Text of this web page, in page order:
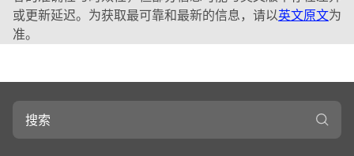
或更新延迟。为获取最可靠和最新的信息，请以英文原文为
准。
搜